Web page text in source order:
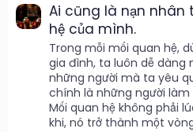
Ai cũng là nạn
hệ của mình.
Trong mỗi mối quan hệ,
gia đình, ta luôn dễ dàng
những người mà ta yêu
chính là những người
Mối quan hệ không phải
khi, nó trở thành một